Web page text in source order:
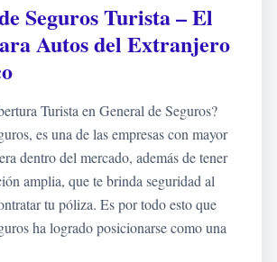
Seguros Turista – El
Autos del Extranjero
Turista en General de Seguros?
es una de las empresas con mayor
dentro del mercado, además de tener
amplia, que te brinda seguridad al
tu póliza. Es por todo esto que
ha logrado posicionarse como una